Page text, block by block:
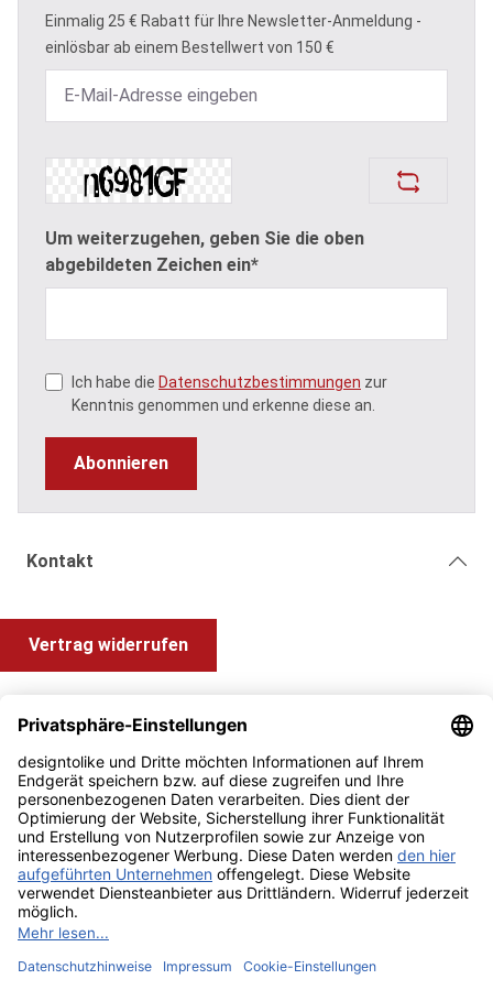
Einmalig 25 € Rabatt für Ihre Newsletter-Anmeldung -
einlösbar ab einem Bestellwert von 150 €
Um weiterzugehen, geben Sie die oben
abgebildeten Zeichen ein*
Ich habe die Datenschutzbestimmungen zur
Kenntnis genommen und erkenne diese an.
Abonnieren
Kontakt
Vertrag widerrufen
Information und Impressum
Zahlung & Versand
Impressum AGB